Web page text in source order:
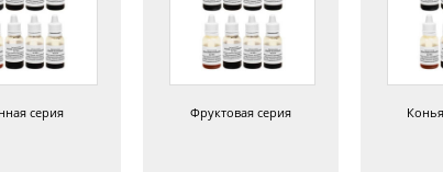
серия Фруктовая серия